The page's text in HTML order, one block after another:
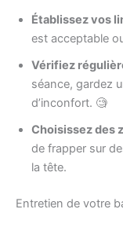
Établissez vos
est acceptable
Vérifiez
séance, gardez
d’inconfort. 🧐
Choisissez des
de frapper sur
la tête.
Entretien de votre